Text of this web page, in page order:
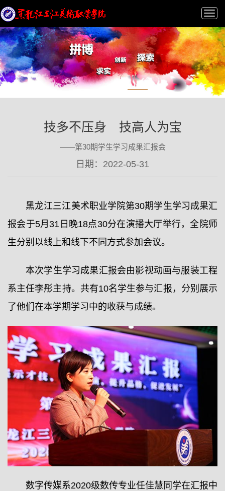
技多不压身 技高人为宝
——第30期学生学习成果汇报会
日期：2022-05-31
黑龙江三江美术职业学院第30期学生学习成果汇
报会于5月31日晚18点30分在演播大厅举行，全院师
生分别以线上和线下不同方式参加会议。
本次学生学习成果汇报会由影视动画与服装工程
系主任李彤主持。共有10名学生参与汇报，分别展示
了他们在本学期学习中的收获与成绩。
数字传媒系2020级数传专业任佳慧同学在汇报中